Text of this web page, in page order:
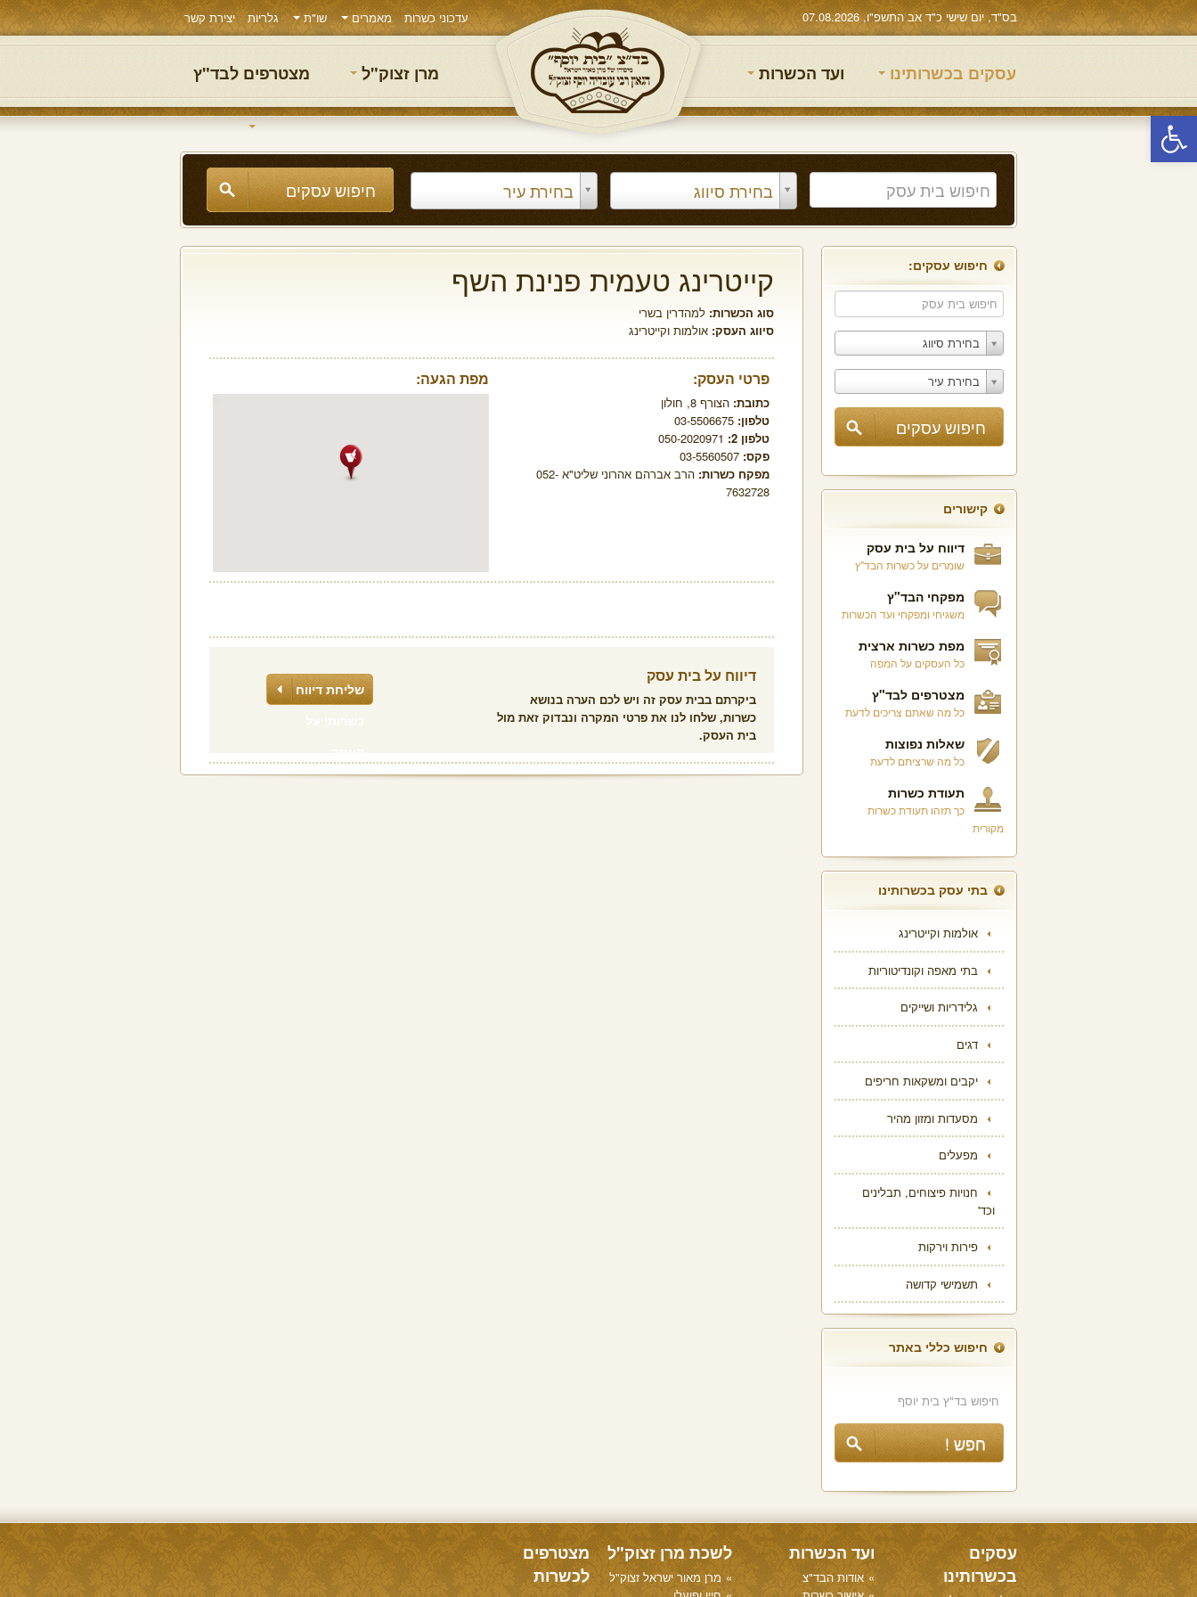
פתח סרגל נגישות
בס"ד, יום שישי כ"ד אב התשפ"ו, 07.08.2026 עדכוני כשרות מאמרים שו"ת גלריות יצירת קשר
עסקים בכשרותינו ועד הכשרות מרן זצוק"ל מצטרפים לבד"ץ
בחירת סיווג בחירת עיר
חיפוש עסקים:
בחירת סיווג
בחירת עיר
קישורים
דיווח על בית עסק
שומרים על כשרות הבד"ץ
מפקחי הבד"ץ
משגיחי ומפקחי ועד הכשרות
מפת כשרות ארצית
כל העסקים על המפה
מצטרפים לבד"ץ
כל מה שאתם צריכים לדעת
שאלות נפוצות
כל מה שרציתם לדעת
תעודת כשרות
כך תזהו תעודת כשרות
מקורית
בתי עסק בכשרותינו
אולמות וקייטרינג
בתי מאפה וקונדיטוריות
גלידריות ושייקים
דגים
יקבים ומשקאות חריפים
מסעדות ומזון מהיר
מפעלים
חנויות פיצוחים, תבלינים
וכד'
פירות וירקות
תשמישי קדושה
חיפוש כללי באתר
קייטרינג טעמית פנינת השף
סוג הכשרות: למהדרין בשרי
סיווג העסק: אולמות וקייטרינג
פרטי העסק:
כתובת: הצורף 8, חולון
טלפון: 03-5506675
טלפון 2:
050-2020971
פקס: 03-5560507
מפקח כשרות:
הרב אברהם אהרוני שליט"א 052-
7632728
מפת הגעה:
דיווח על בית עסק
ביקרתם בבית עסק זה ויש לכם הערה בנושא
כשרות, שלחו לנו את פרטי המקרה ונבדוק זאת מול
בית העסק.
שליחת דיווח
עסקים
בכשרותינו
ועד הכשרות
אודות הבד"צ
לשכת מרן זצוק"ל
מרן מאור ישראל זצוק"ל
מצטרפים
לכשרות